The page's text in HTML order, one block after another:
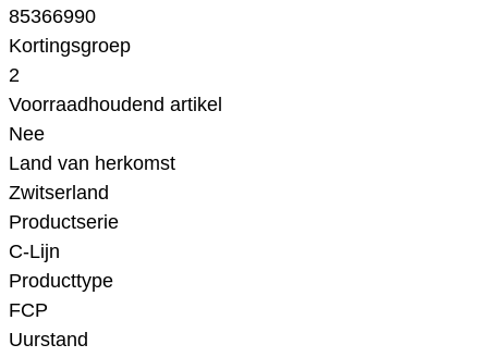
85366990
Kortingsgroep
2
Voorraadhoudend artikel
Nee
Land van herkomst
Zwitserland
Productserie
C-Lijn
Producttype
FCP
Uurstand